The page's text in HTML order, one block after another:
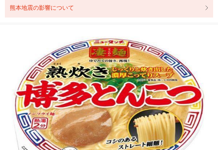
熊本地震の影響について